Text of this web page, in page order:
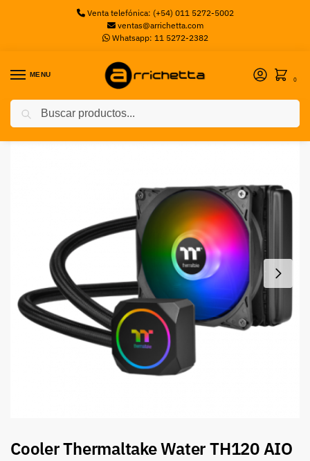
Venta telefónica: (+54) 011 5272-5002
ventas@arrichetta.com
Whatsapp: 11 5272-2382
MENU
0
Inicio Sin categorizar / Cooler Thermaltake Water TH120 AIO – ARGB
Cooler Thermaltake Water TH120 AIO